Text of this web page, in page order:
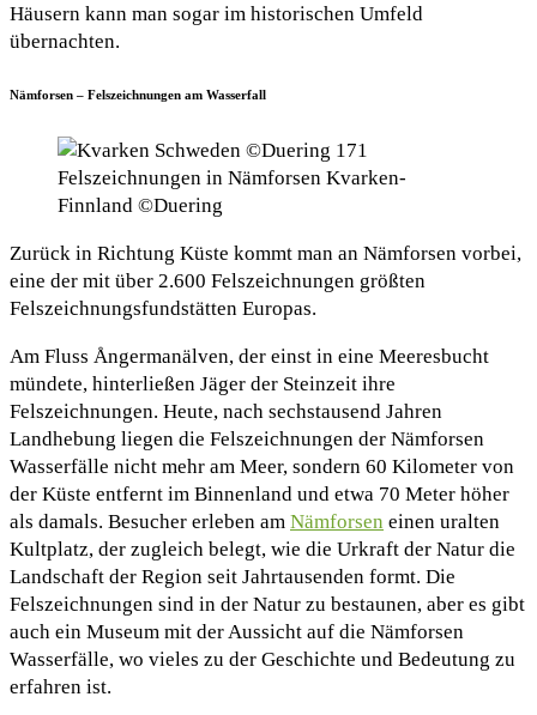
Häusern kann man sogar im historischen Umfeld
übernachten.
Nämforsen – Felszeichnungen am Wasserfall
Felszeichnungen in Nämforsen Kvarken-
Finnland ©Duering
Zurück in Richtung Küste kommt man an Nämforsen vorbei,
eine der mit über 2.600 Felszeichnungen größten
Felszeichnungsfundstätten Europas.
Am Fluss Ångermanälven, der einst in eine Meeresbucht
mündete, hinterließen Jäger der Steinzeit ihre
Felszeichnungen. Heute, nach sechstausend Jahren
Landhebung liegen die Felszeichnungen der Nämforsen
Wasserfälle nicht mehr am Meer, sondern 60 Kilometer von
der Küste entfernt im Binnenland und etwa 70 Meter höher
als damals. Besucher erleben am Nämforsen einen uralten
Kultplatz, der zugleich belegt, wie die Urkraft der Natur die
Landschaft der Region seit Jahrtausenden formt. Die
Felszeichnungen sind in der Natur zu bestaunen, aber es gibt
auch ein Museum mit der Aussicht auf die Nämforsen
Wasserfälle, wo vieles zu der Geschichte und Bedeutung zu
erfahren ist.